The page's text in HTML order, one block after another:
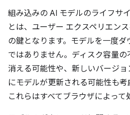
組み込みの AI モデルのライフサ
とは、ユーザー エクスペリエン
の鍵となります。モデルを一度ダ
ではありません。ディスク容量
消える可能性や、新しいバージ
にモデルが更新される可能性も考
これらはすべてブラウザによって